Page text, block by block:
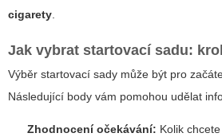
cigarety
Jak vybrat startovací sadu:
Výběr startovací sady může být pro
Následující body vám pomohou udělat
Zhodnocení očekávání: Kolik